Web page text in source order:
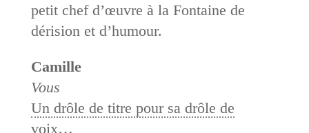
petit chef d’œuvre à la Fontaine de
dérision et d’humour.
Camille
Vous
Un drôle de titre pour sa drôle de
voix…